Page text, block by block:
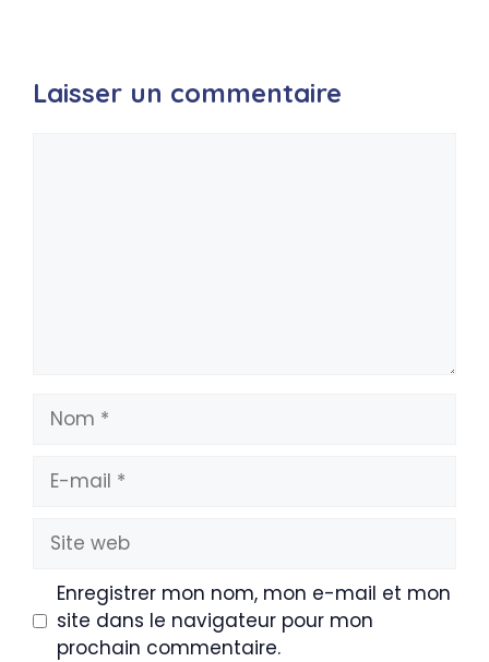
Laisser un commentaire
Nom
mail
Site
web
Enregistrer mon nom, mon e-mail et mon
site dans le navigateur pour mon
prochain commentaire.